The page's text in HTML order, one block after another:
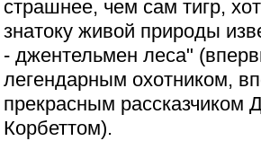
страшнее, чем сам тигр,
знатоку живой природы
- джентельмен леса"
легендарным охотником,
прекрасным рассказчиком
Корбеттом).